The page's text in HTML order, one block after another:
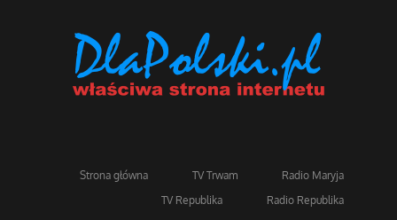
Strona główna TV Trwam
Radio Maryja
TV Republika
Radio Republika